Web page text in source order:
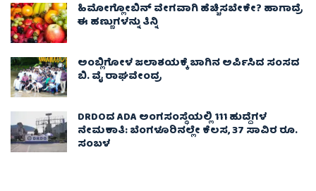
ಹಿಮೋಗ್ಲೋಬಿನ್ ವೇಗವಾಗಿ ಹೆಚ್ಚಿಸಬೇಕೇ? ಹಾಗಾದ್ರೆ
ಈ ಹಣ್ಣುಗಳನ್ನು ತಿನ್ನಿ
ಅಂಬ್ಲಿಗೋಳ ಜಲಾಶಯಕ್ಕೆ ಬಾಗಿನ ಅರ್ಪಿಸಿದ ಸಂಸದ
ಬಿ. ವೈ ರಾಘವೇಂದ್ರ
DRDOದ ADA ಅಂಗಸಂಸ್ಥೆಯಲ್ಲಿ 111 ಹುದ್ದೆಗಳ
ನೇಮಕಾತಿ: ಬೆಂಗಳೂರಿನಲ್ಲೇ ಕೆಲಸ, 37 ಸಾವಿರ ರೂ.
ಸಂಬಳ